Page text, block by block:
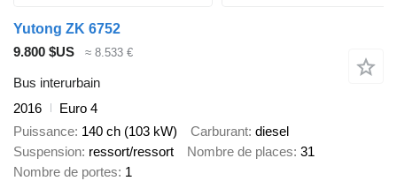
Yutong ZK 6752
9.800 $US
≈ 8.533 €
Bus interurbain
2016
Euro 4
Puissance 140 ch (103 kW) Carburant diesel
Suspension ressort/ressort Nombre de places 31
Nombre de portes 1